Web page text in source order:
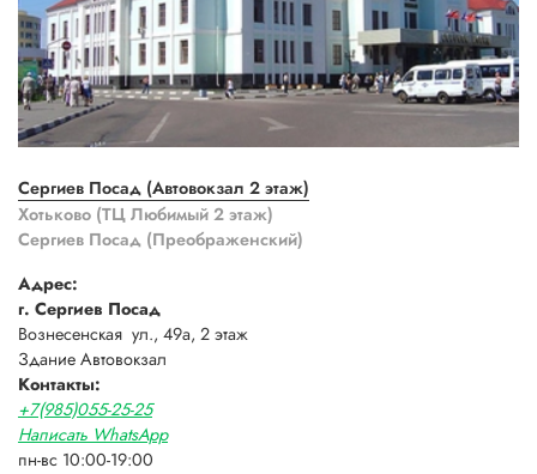
Сергиев Посад (Автовокзал 2 этаж)
Хотьково (ТЦ Любимый 2 этаж)
Сергиев Посад (Преображенский)
Адрес:
г. Сергиев Посад
Вознесенская ул., 49а, 2 этаж
Здание Автовокзал
Контакты:
+7(985)055-25-25
Написать WhatsApp
пн-вс 10:00-19:00